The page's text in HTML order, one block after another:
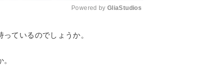
Powered by GliaStudios
ているのでしょうか。